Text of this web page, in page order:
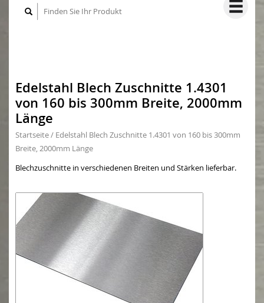
Edelstahl Blech Zuschnitte 1.4301
von 160 bis 300mm Breite, 2000mm
Länge
Startseite/ Edelstahl Blech Zuschnitte 1.4301 von 160 bis 300mm
Breite, 2000mm Länge
Blechzuschnitte in verschiedenen Breiten und Stärken lieferbar.